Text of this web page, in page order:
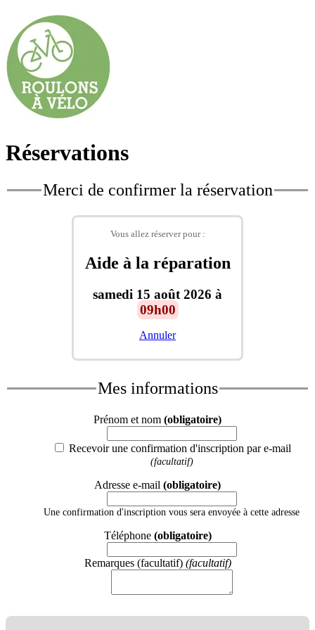
Réservations
Merci de confirmer la réservation
Vous allez réserver pour :
Aide à la réparation
samedi 15 août 2026 à
09h00
Annuler
Mes informations
Prénom et nom (obligatoire)
Recevoir une confirmation d'inscription par e-mail
(facultatif)
Adresse e-mail (obligatoire)
Une confirmation d'inscription vous sera envoyée à cette adresse
Téléphone (obligatoire)
Remarques (facultatif) (facultatif)